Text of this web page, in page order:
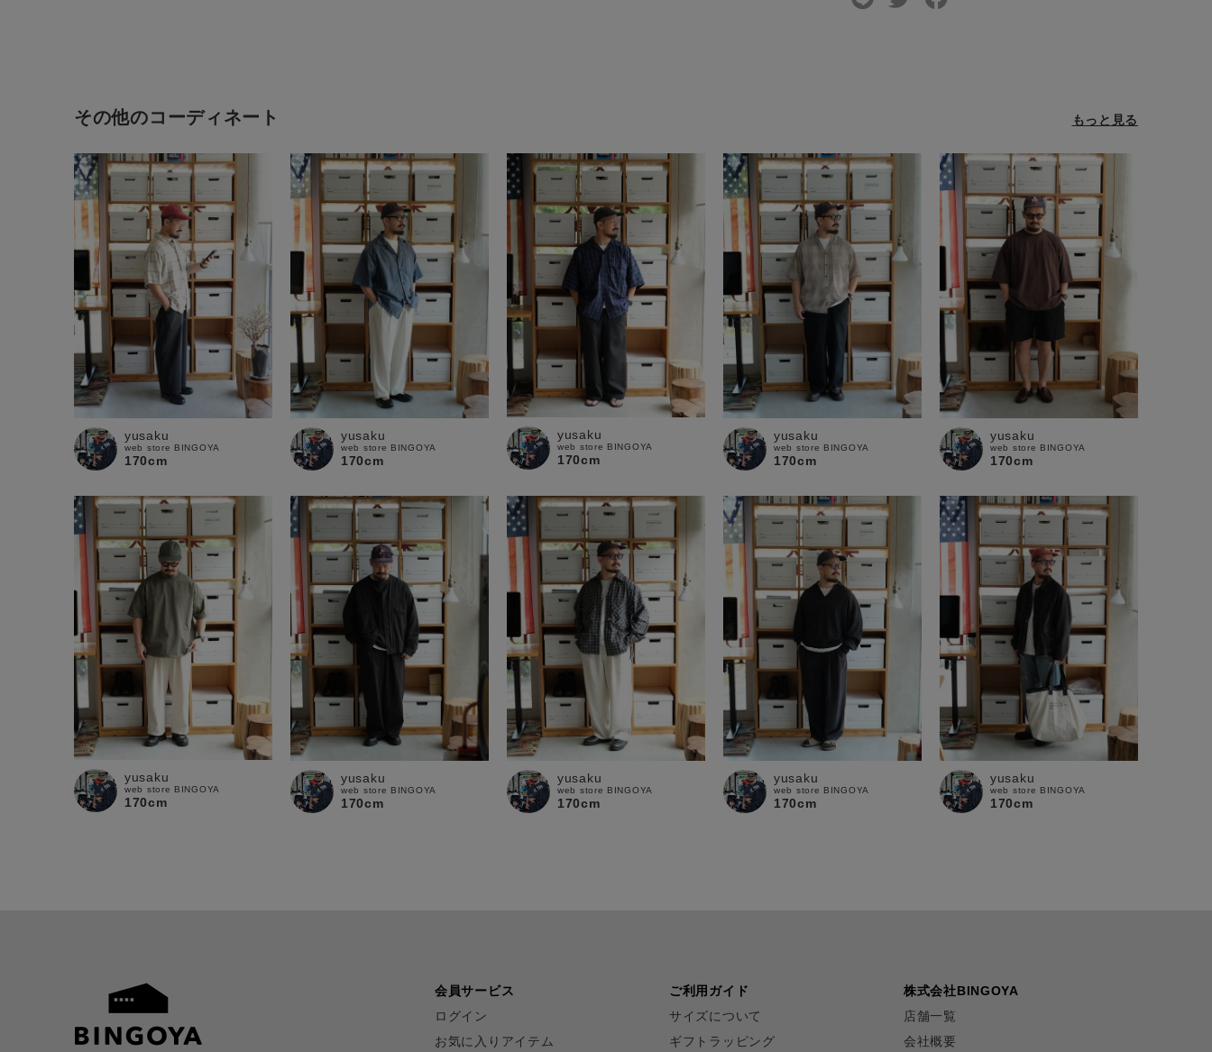
その他のコーディネート
yusaku
web store BINGOYA
170cm
yusaku
web store BINGOYA
170cm
yusaku
web store BINGOYA
170cm
yusaku
web store BINGOYA
170cm
yusaku
web store BINGOYA
170cm
yusaku
web store BINGOYA
170cm
yusaku
web store BINGOYA
170cm
yusaku
web store BINGOYA
170cm
yusaku
web store BINGOYA
170cm
yusaku
web store BINGOYA
170cm
もっと見る
会員サービス
ログイン
お気に入りアイテム
ご利用ガイド
サイズについて
ギフトラッピング
株式会社BINGOYA
店舗一覧
会社概要